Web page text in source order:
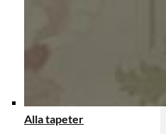
Alla tapeter